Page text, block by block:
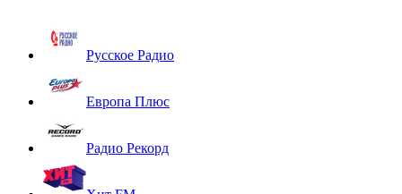
Русское Радио
Европа Плюс
Радио Рекорд